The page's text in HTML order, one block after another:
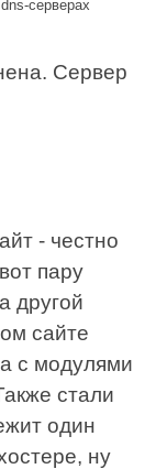
серверах
Сервер
- честно
пару
другой
сайте
с модулями
стали
один
ну